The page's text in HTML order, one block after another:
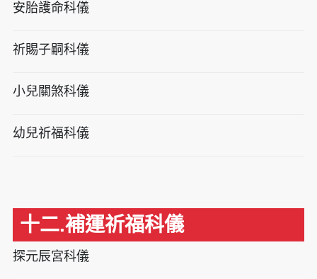
安胎護命科儀
祈賜子嗣科儀
小兒關煞科儀
幼兒祈福科儀
十二.補運祈福科儀
探元辰宮科儀